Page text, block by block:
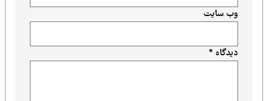
دیدگاه*
وب‌ سایت